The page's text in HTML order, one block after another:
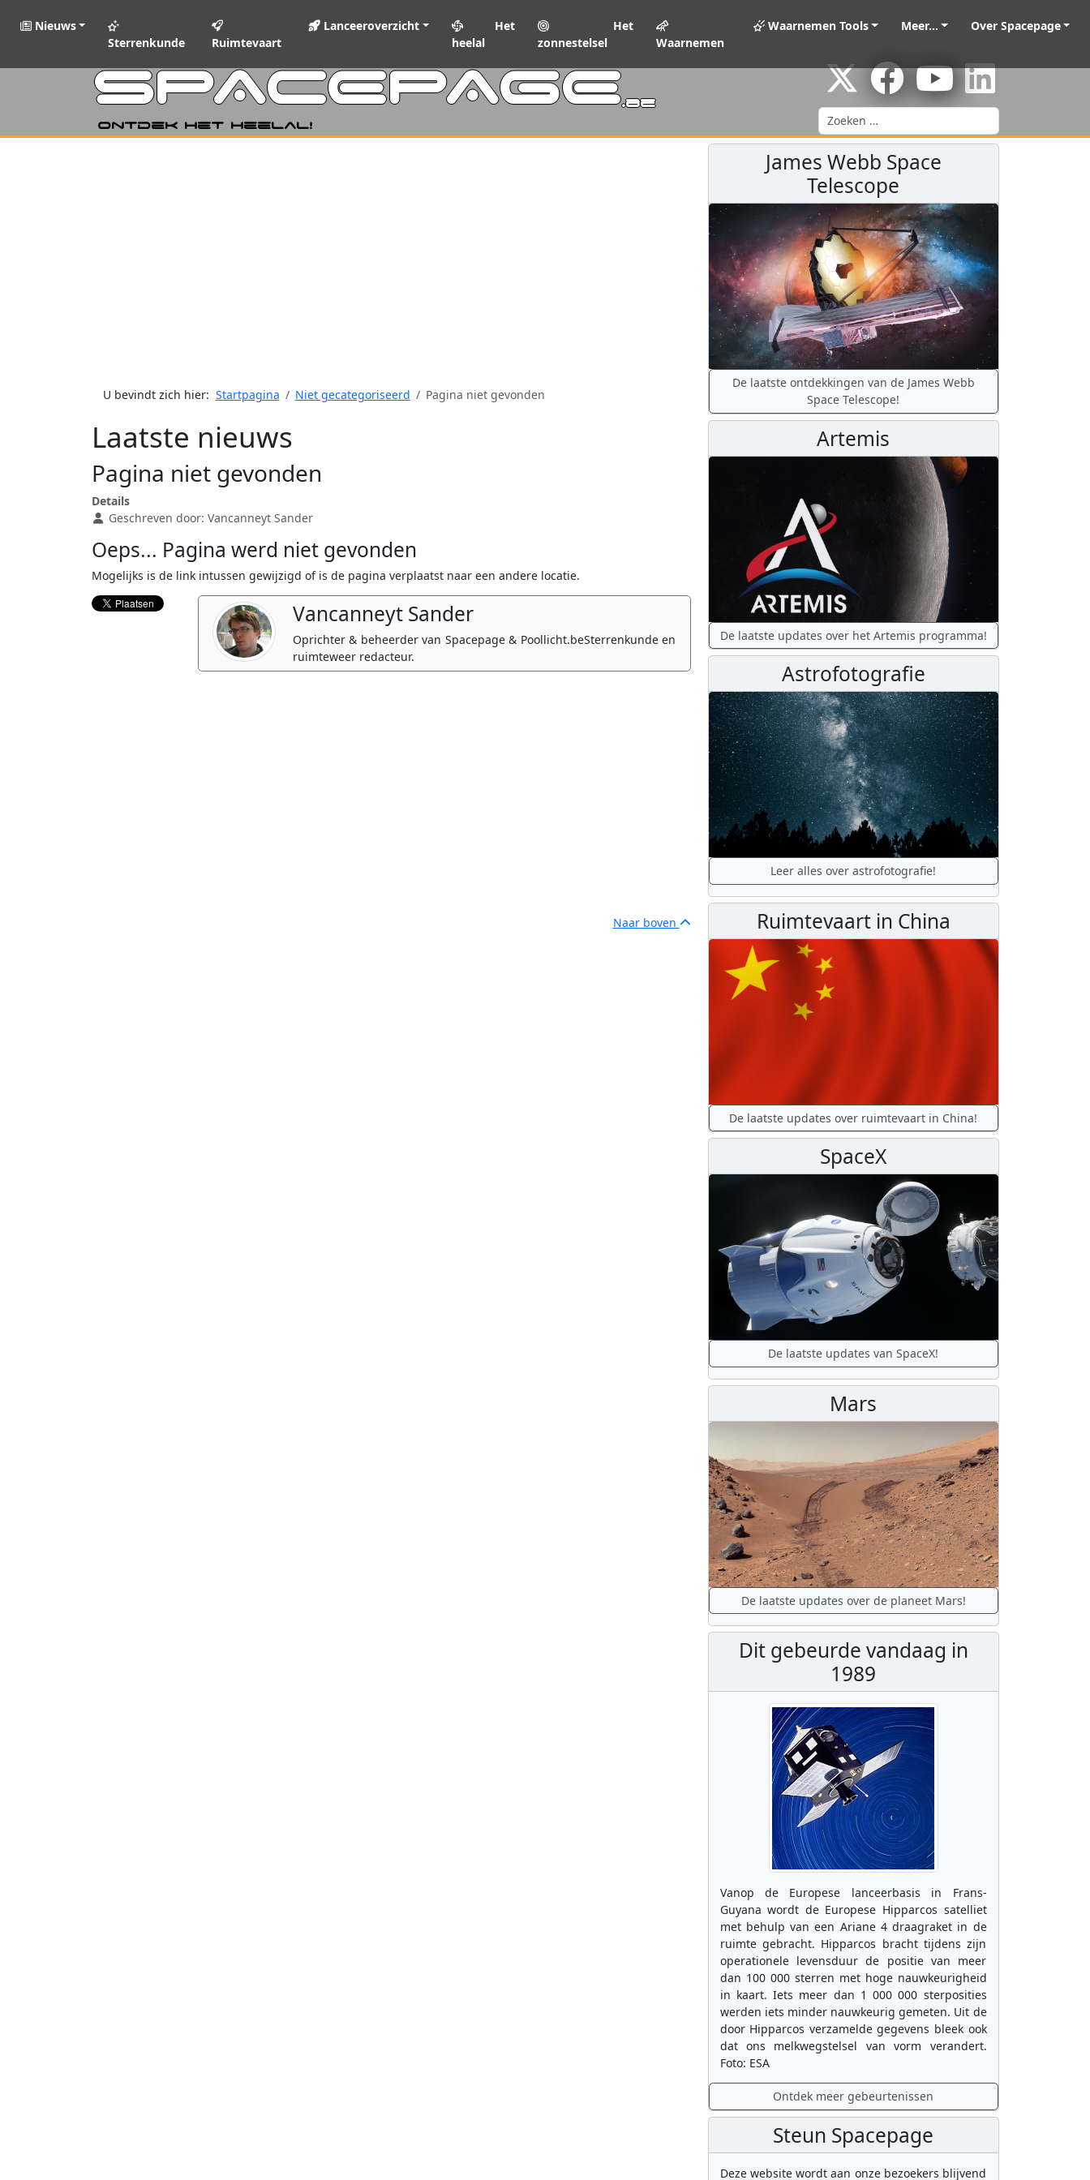
Nieuws
Sterrenkunde
Ruimtevaart
Lanceeroverzicht
Het
heelal
Het
zonnestelsel
Waarnemen
Waarnemen Tools Meer... Over Spacepage
SPACEPAGE.be
Ontdek het heelal!
Zoeken
U bevindt zich hier: Startpagina Niet gecategoriseerd Pagina niet gevonden
Laatste nieuws
Pagina niet gevonden
Details
Geschreven door: Vancanneyt Sander
Oeps... Pagina werd niet gevonden
Mogelijks is de link intussen gewijzigd of is de pagina verplaatst naar een andere locatie.
Vancanneyt Sander
Oprichter & beheerder van Spacepage & Poollicht.beSterrenkunde en
ruimteweer redacteur.
Naar boven
James Webb Space
Telescope
De laatste ontdekkingen van de James Webb
Space Telescope!
Artemis
De laatste updates over het Artemis programma!
Astrofotografie
Leer alles over astrofotografie!
Ruimtevaart in China
De laatste updates over ruimtevaart in China!
SpaceX
De laatste updates van SpaceX!
Mars
De laatste updates over de planeet Mars!
Dit gebeurde vandaag in
1989
Vanop de Europese lanceerbasis in Frans-
Guyana wordt de Europese Hipparcos satelliet
met behulp van een Ariane 4 draagraket in de
ruimte gebracht. Hipparcos bracht tijdens zijn
operationele levensduur de positie van meer
dan 100 000 sterren met hoge nauwkeurigheid
in kaart. Iets meer dan 1 000 000 sterposities
werden iets minder nauwkeurig gemeten. Uit de
door Hipparcos verzamelde gegevens bleek ook
dat ons melkwegstelsel van vorm verandert.
Foto: ESA
Ontdek meer gebeurtenissen
Steun Spacepage
Deze website wordt aan onze bezoekers blijvend